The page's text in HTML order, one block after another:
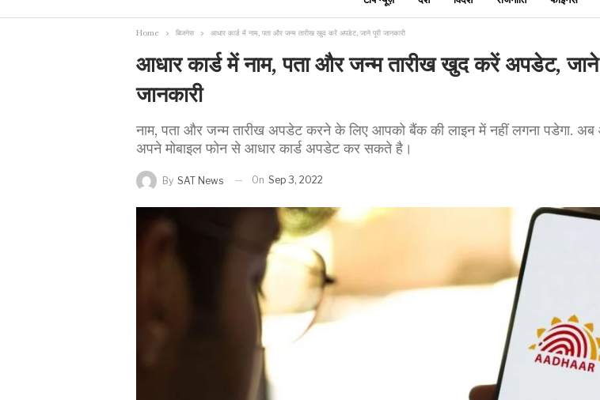
Home बिजनेस आधार कार्ड में नाम, पता और जन्म तारीख खुद करें अपडेट, जाने पूरी जानकारी
आधार कार्ड में नाम, पता और जन्म तारीख खुद करें अपडेट, जाने
जानकारी
नाम, पता और जन्म तारीख अपडेट करने के लिए आपको बैंक की लाइन में नहीं लगना पडेगा.
अपने मोबाइल फोन से आधार कार्ड अपडेट कर सकते है।
By SAT News On Sep 3, 2022